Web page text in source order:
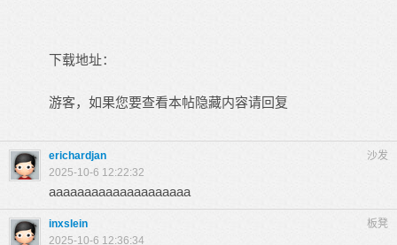
下载地址：
游客，如果您要查看本帖隐藏内容请回复
沙发
erichardjan
2025-10-6 12:22:32
aaaaaaaaaaaaaaaaaaaa
板凳
inxslein
2025-10-6 12:36:34